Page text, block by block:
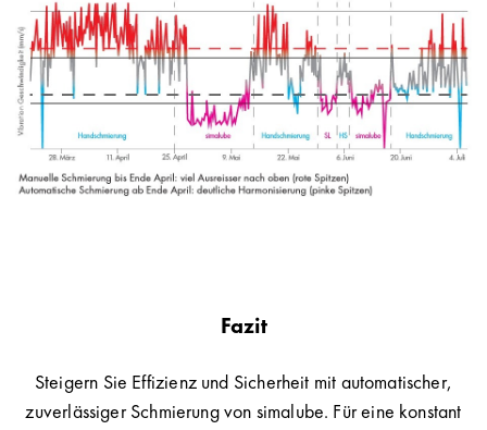
Fazit
Steigern Sie Effizienz und Sicherheit mit automatischer,
zuverlässiger Schmierung von simalube. Für eine konstant